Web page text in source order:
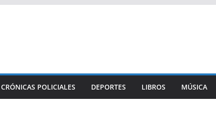
CRÓNICAS POLICIALES DEPORTES LIBROS MÚSICA